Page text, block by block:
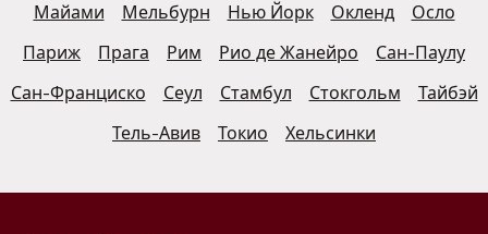
Майами
Мельбурн Нью Йорк Окленд
Осло
Париж
Прага Рим Рио де Жанейро
Сан-Паулу
Сан-Франциско
Сеул Стамбул Стокгольм
Тайбэй
Тель-Авив
Токио Хельсинки